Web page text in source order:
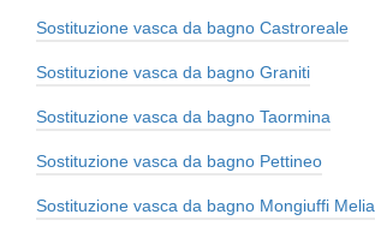
Sostituzione vasca da bagno Castroreale
Sostituzione vasca da bagno Graniti
Sostituzione vasca da bagno Taormina
Sostituzione vasca da bagno Pettineo
Sostituzione vasca da bagno Mongiuffi Melia